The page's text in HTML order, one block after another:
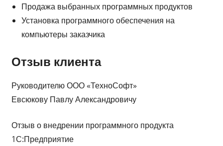
Продажа выбранных программных продуктов
Установка программного обеспечения на
компьютеры заказчика
Отзыв клиента
Руководителю ООО «ТехноСофт»
Евсюкову Павлу Александровичу
Отзыв о внедрении программного продукта
1С:Предприятие